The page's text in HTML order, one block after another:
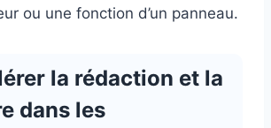
ou une fonction d’un panneau.
la rédaction et la
dans les